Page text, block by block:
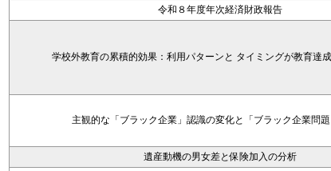
令和８年度年次経済財政報告
学校外教育の累積的効果：利用パターンと タイミングが教育達
主観的な「ブラック企業」認識の変化と「ブラック企業問
遺産動機の男女差と保険加入の分析